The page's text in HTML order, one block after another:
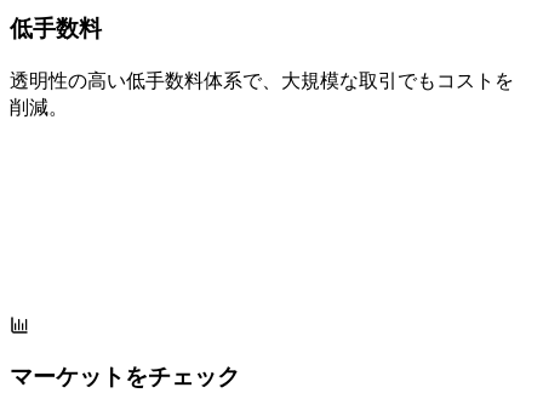
低手数料
透明性の高い低手数料体系で、 大規模な取引でも コストを
削減。
マーケットをチェック